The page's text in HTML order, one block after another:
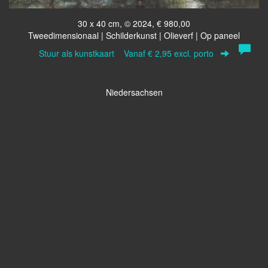
30 x 40 cm, © 2024, € 980,00
Tweedimensionaal | Schilderkunst | Olieverf | Op paneel
Stuur als kunstkaart Vanaf € 2,95 excl. porto
Niedersachsen